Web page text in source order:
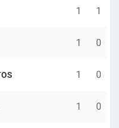
1 1
1 0
1 0
1 0